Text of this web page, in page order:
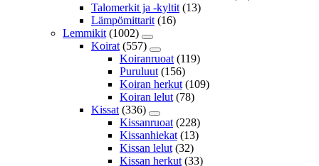
Talomerkit ja -kyltit (13)
Lämpömittarit (16)
Lemmikit (1002)
Koirat (557)
Koiranruoat (119)
Puruluut (156)
Koiran herkut (109)
Koiran lelut (78)
Kissat (336)
Kissanruoat (228)
Kissanhiekat (13)
Kissan lelut (32)
Kissan herkut (33)